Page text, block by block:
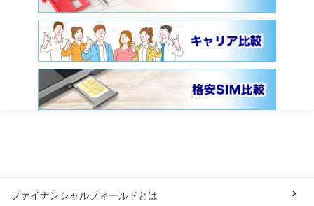
ファイナンシャルフィールドとは